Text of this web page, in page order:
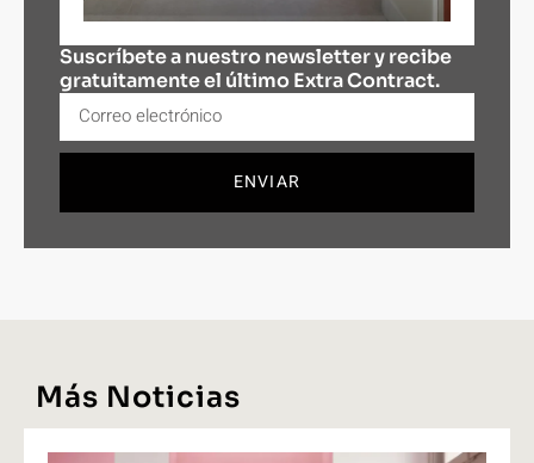
Suscríbete a nuestro newsletter y recibe
gratuitamente el último Extra Contract.
ENVIAR
Más Noticias